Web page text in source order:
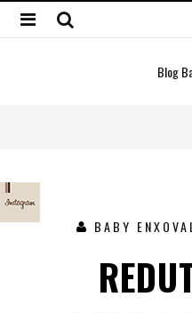
Blog
BABY